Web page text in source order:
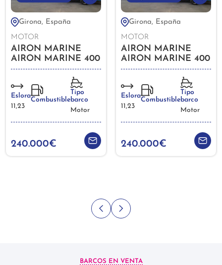
Girona, España
MOTOR
AIRON MARINE
AIRON MARINE 400
HT 2010
Eslora
11,23
Combustible
Tipo
barco
Motor
240.000€
Girona, España
MOTOR
AIRON MARINE
AIRON MARINE 400
HT 2010
Eslora
11,23
Combustible
Tipo
barco
Motor
240.000€
BARCOS EN VENTA